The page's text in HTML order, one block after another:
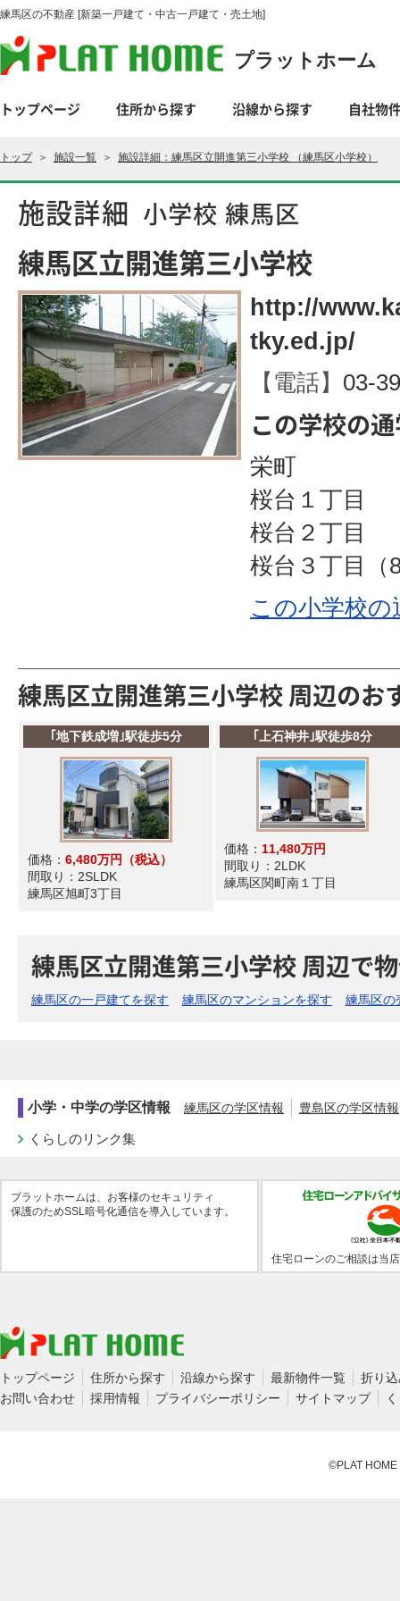
練馬区の不動産 [新築一戸建て・中古一戸建て・売土地]
プラットホーム
トップページ 住所から探す 沿線から探す 自社物
トップ＞ 施設一覧 ＞ 施設詳細：練馬区立開進第三小学校 （練馬区小学校）
施設詳細 小学校 練馬区
練馬区立開進第三小学校
http://
tky.ed.jp/
【電話】 03-
この学校の
栄町
桜台１丁目
桜台２丁目
桜台３丁目（
この小学校
練馬区立開進第三小学校 周辺のお
｢地下鉄成増｣駅徒歩5分
価格： 6,480万円
（税込）
間取り： 2SLDK
練馬区旭町3丁目
｢上石神井｣駅徒歩8分
価格： 11,480万円
間取り： 2LDK
練馬区関町南１丁目
練馬区立開進第三小学校 周辺で
練馬区の一戸建てを探す 練馬区のマンションを探す 練馬区の
小学・中学の学区情報 練馬区の学区情報 豊島区の学区情報
くらしのリンク集
プラットホームは、お客様のセキュリティ
保護のためSSL暗号化通信を導入しています。
住宅ローンのご相談は当
トップページ 住所から探す 沿線から探す 最新物件一覧
折り
お問い合わせ
採用情報 プライバシーポリシー サイトマップ
©PLAT HOME